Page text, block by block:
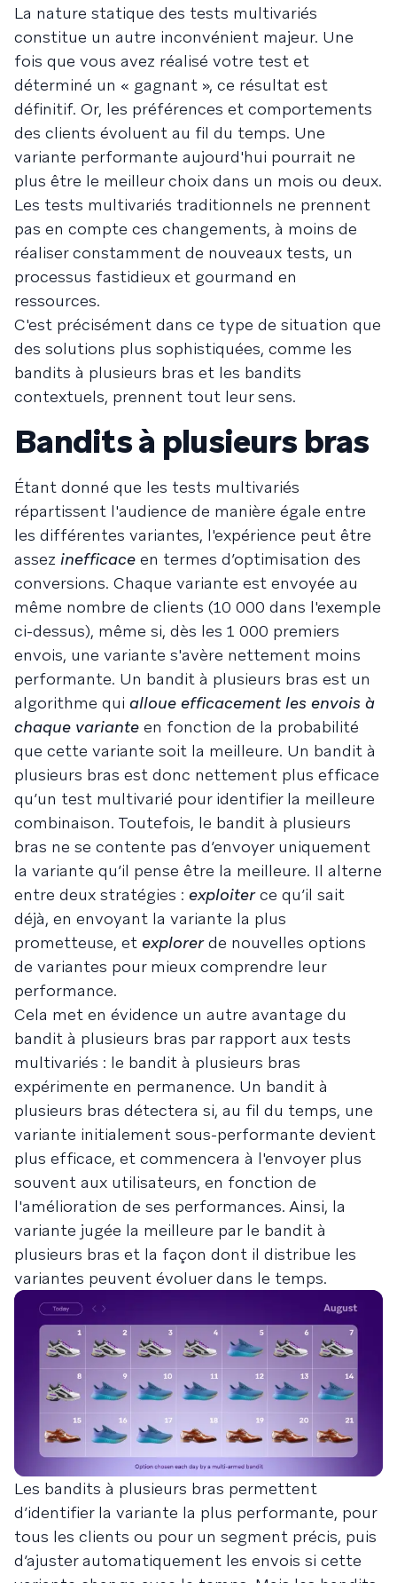
La nature statique des tests multivariés
constitue un autre inconvénient majeur. Une
fois que vous avez réalisé votre test et
déterminé un « gagnant », ce résultat est
définitif. Or, les préférences et comportements
des clients évoluent au fil du temps. Une
variante performante aujourd'hui pourrait ne
plus être le meilleur choix dans un mois ou deux.
Les tests multivariés traditionnels ne prennent
pas en compte ces changements, à moins de
réaliser constamment de nouveaux tests, un
processus fastidieux et gourmand en
ressources.
C'est précisément dans ce type de situation que
des solutions plus sophistiquées, comme les
bandits à plusieurs bras et les bandits
contextuels, prennent tout leur sens.
Bandits à plusieurs bras
Étant donné que les tests multivariés
répartissent l'audience de manière égale entre
les différentes variantes, l'expérience peut être
assez inefficace en termes d’optimisation des
conversions. Chaque variante est envoyée au
même nombre de clients (10 000 dans l'exemple
ci-dessus), même si, dès les 1 000 premiers
envois, une variante s'avère nettement moins
performante. Un bandit à plusieurs bras est un
algorithme qui alloue efficacement les envois à
chaque variante en fonction de la probabilité
que cette variante soit la meilleure. Un bandit à
plusieurs bras est donc nettement plus efficace
qu’un test multivarié pour identifier la meilleure
combinaison. Toutefois, le bandit à plusieurs
bras ne se contente pas d’envoyer uniquement
la variante qu’il pense être la meilleure. Il alterne
entre deux stratégies : exploiterce qu’il sait
déjà, en envoyant la variante la plus
prometteuse, et explorer de nouvelles options
de variantes pour mieux comprendre leur
performance.
Cela met en évidence un autre avantage du
bandit à plusieurs bras par rapport aux tests
multivariés : le bandit à plusieurs bras
expérimente en permanence. Un bandit à
plusieurs bras détectera si, au fil du temps, une
variante initialement sous-performante devient
plus efficace, et commencera à l'envoyer plus
souvent aux utilisateurs, en fonction de
l'amélioration de ses performances. Ainsi, la
variante jugée la meilleure par le bandit à
plusieurs bras et la façon dont il distribue les
variantes peuvent évoluer dans le temps.
Les bandits à plusieurs bras permettent
d’identifier la variante la plus performante, pour
tous les clients ou pour un segment précis, puis
d’ajuster automatiquement les envois si cette